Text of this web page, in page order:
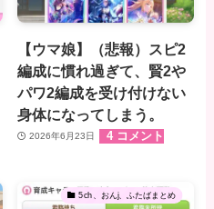
【ウマ娘】（悲報）スピ2
編成に慣れ過ぎて、賢2や
パワ2編成を受け付けない
身体になってしまう。
2026年6月23日 4 コメント
5ch、おんj、ふたばまとめ